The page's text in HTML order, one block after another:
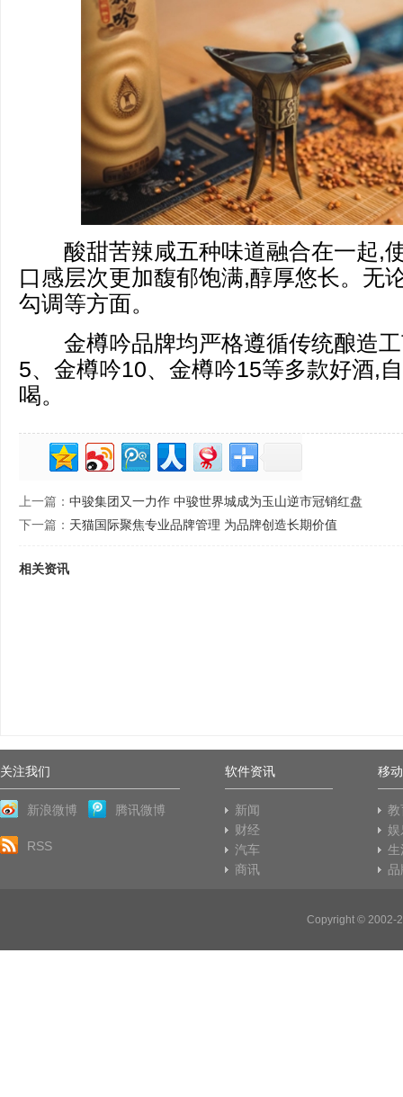
酸甜苦辣咸五种味道融合在一起,
口感层次更加馥郁饱满,醇厚悠长。无
勾调等方面。
金樽吟品牌均严格遵循传统酿造工
5、金樽吟10、金樽吟15等多款好酒,
喝。
上一篇： 中骏集团又一力作 中骏世界城成为玉山逆市冠销红盘
下一篇： 天猫国际聚焦专业品牌管理 为品牌创造长期价值
相关资讯
关注我们
新浪微博 腾讯微博
RSS
软件资讯
新闻
财经
汽车
商讯
移
教
娱
生
Copyright © 2002-